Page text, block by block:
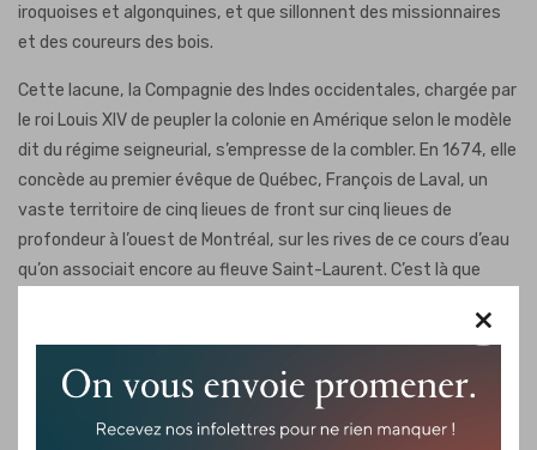
×
iroquoises et algonquines, et que sillonnent des missionnaires
et des coureurs des bois.
Cette lacune, la Compagnie des Indes occidentales, chargée par
le roi Louis XIV de peupler la colonie en Amérique selon le modèle
dit du régime seigneurial, s’empresse de la combler. En 1674, elle
concède au premier évêque de Québec, François de Laval, un
vaste territoire de cinq lieues de front sur cinq lieues de
profondeur à l’ouest de Montréal, sur les rives de ce cours d’eau
qu’on associait encore au fleuve Saint-Laurent. C’est là que
À titre de seigneur de la Petite-Nation, Monseigneur de Laval
est donc censé arpenter sa seigneurie, la découper en lots (les